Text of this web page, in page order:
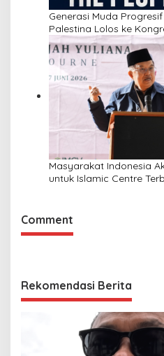
Generasi Muda
Palestina Lolos ke
Masyarakat Indonesia
untuk Islamic Centre
Comment
Rekomendasi Berita